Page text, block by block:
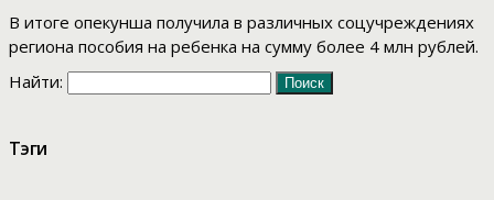
В итоге опекунша получила в различных соцучреждениях
региона пособия на ребенка на сумму более 4 млн рублей.
Найти:
Тэги